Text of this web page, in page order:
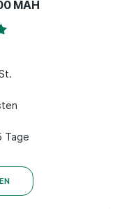
MAH
Tage